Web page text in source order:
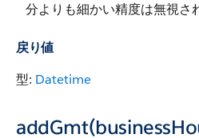
分よりも細かい精度は無視さ
戻り値
型: Datetime